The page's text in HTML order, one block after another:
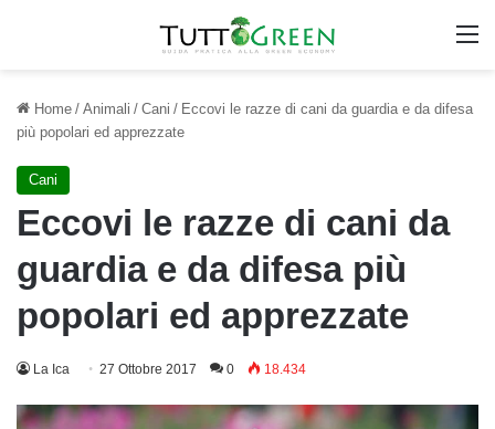
Home / Animali / Cani / Eccovi le razze di cani da guardia e da difesa
più popolari ed apprezzate
Cani
Eccovi le razze di cani da
guardia e da difesa più
popolari ed apprezzate
La Ica 27 Ottobre 2017 0 18.434